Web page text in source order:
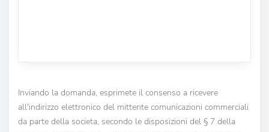
Inviando la domanda, esprimete il consenso a ricevere
all'indirizzo elettronico del mittente comunicazioni commerciali
da parte della societa, secondo le disposizioni del § 7 della